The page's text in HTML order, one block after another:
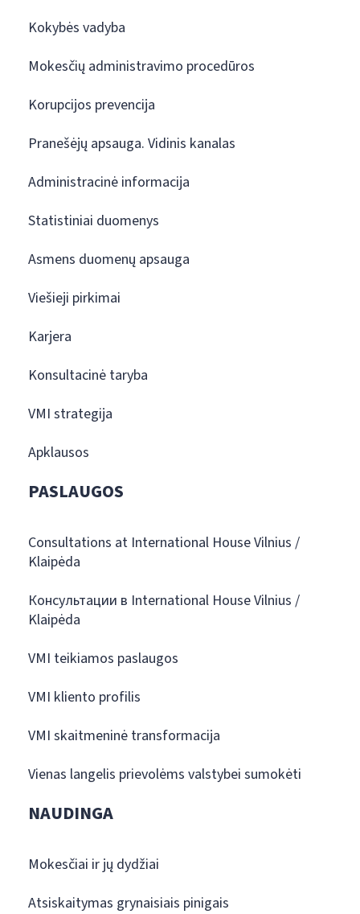
Kokybės vadyba
Mokesčių administravimo procedūros
Korupcijos prevencija
Pranešėjų apsauga. Vidinis kanalas
Administracinė informacija
Statistiniai duomenys
Asmens duomenų apsauga
Viešieji pirkimai
Karjera
Konsultacinė taryba
VMI strategija
Apklausos
PASLAUGOS
Consultations at International House Vilnius /
Klaipėda
Консультации в International House Vilnius /
Klaipėda
VMI teikiamos paslaugos
VMI kliento profilis
VMI skaitmeninė transformacija
Vienas langelis prievolėms valstybei sumokėti
NAUDINGA
Mokesčiai ir jų dydžiai
Atsiskaitymas grynaisiais pinigais